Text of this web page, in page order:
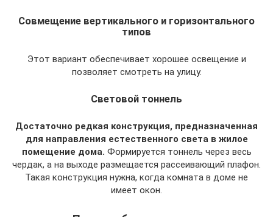
Совмещение вертикального и горизонтального
типов
Этот вариант обеспечивает хорошее освещение и
позволяет смотреть на улицу.
Световой тоннель
Достаточно редкая конструкция, предназначенная
для направления естественного света в жилое
помещение дома. Формируется тоннель через весь
чердак, а на выходе размещается рассеивающий плафон.
Такая конструкция нужна, когда комната в доме не
имеет окон.